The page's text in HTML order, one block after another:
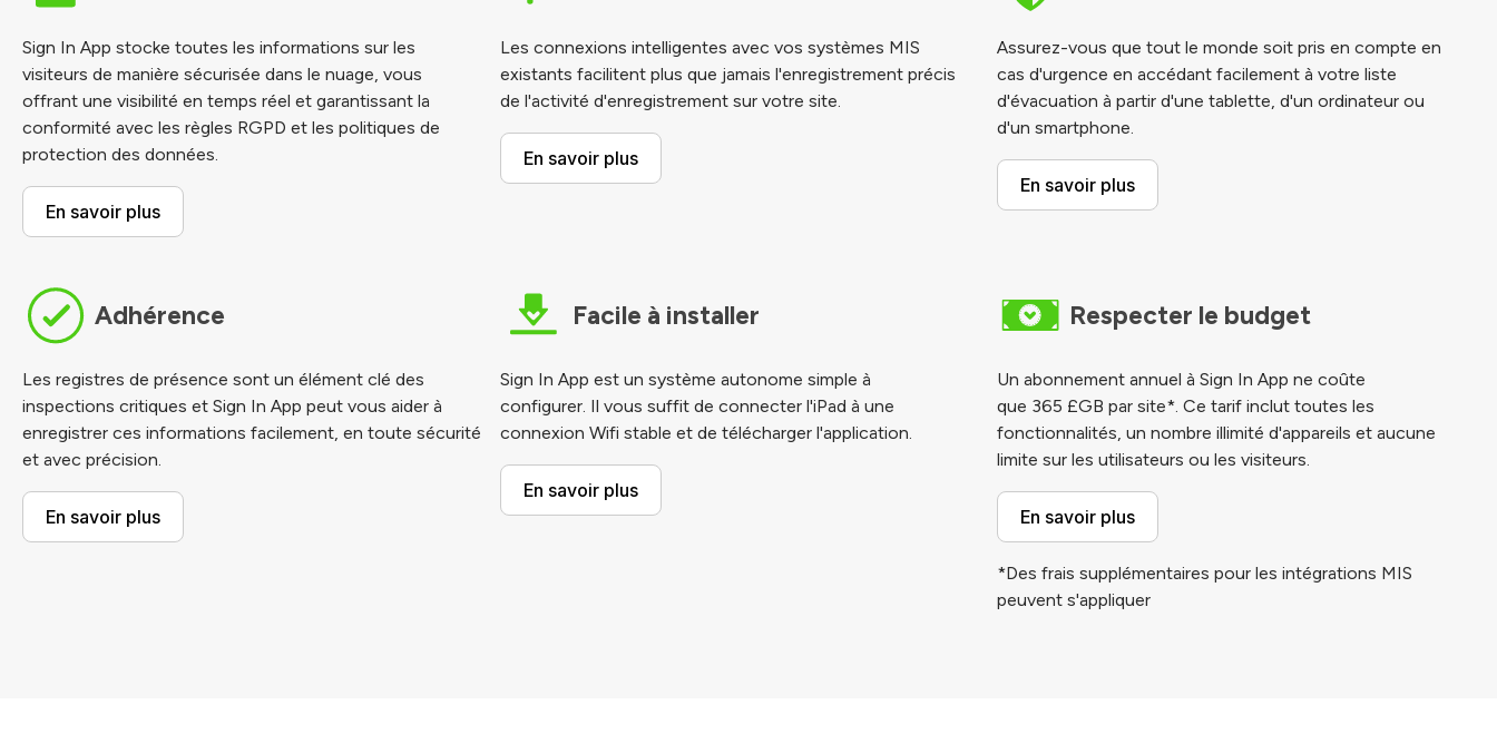
Sign In App stocke toutes les informations sur les
visiteurs de manière sécurisée dans le nuage, vous
offrant une visibilité en temps réel et garantissant la
conformité avec les règles RGPD et les politiques de
protection des données.
En savoir plus
Les connexions intelligentes avec vos systèmes MIS
existants facilitent plus que jamais l'enregistrement précis
de l'activité d'enregistrement sur votre site.
En savoir plus
Assurez-vous que tout le monde soit pris en compte en
cas d'urgence en accédant facilement à votre liste
d'évacuation à partir d'une tablette, d'un ordinateur ou
d'un smartphone.
En savoir plus
Adhérence
Les registres de présence sont un élément clé des
inspections critiques et Sign In App peut vous aider à
enregistrer ces informations facilement, en toute sécurité
et avec précision.
En savoir plus
Facile à installer
Sign In App est un système autonome simple à
configurer. Il vous suffit de connecter l'iPad à une
connexion Wifi stable et de télécharger l'application.
En savoir plus
Respecter le budget
Un abonnement annuel à Sign In App ne coûte
que 365 £GB par site*. Ce tarif inclut toutes les
fonctionnalités, un nombre illimité d'appareils et aucune
limite sur les utilisateurs ou les visiteurs.
En savoir plus
*Des frais supplémentaires pour les intégrations MIS
peuvent s'appliquer